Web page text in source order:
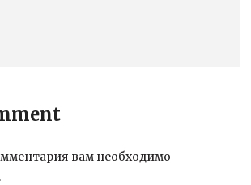
вам необходимо
.